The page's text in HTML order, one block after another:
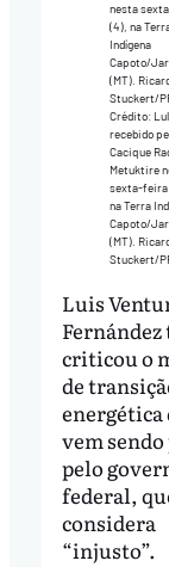
nesta
(4), na
Indígena
Capoto/
(MT).
Stuckert/
Crédito:
recebido
Cacique
Metuktire
sexta-feira
na Terra
Capoto/
(MT).
Stuckert/
Luis
criticou o
de
energética
vem
pelo
federal,
considera
“injusto”.